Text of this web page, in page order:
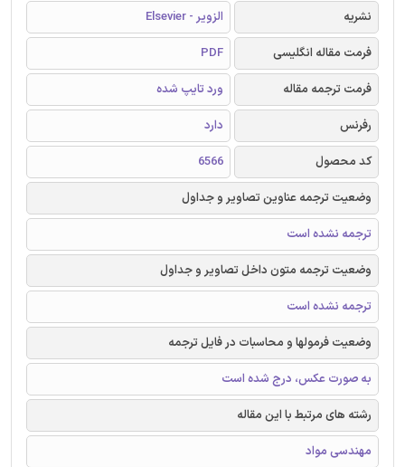
نشریه
الزویر - Elsevier
فرمت مقاله انگلیسی
PDF
فرمت ترجمه مقاله
ورد تایپ شده
رفرنس
دارد
کد محصول
6566
وضعیت ترجمه عناوین تصاویر و جداول
ترجمه نشده است
وضعیت ترجمه متون داخل تصاویر و جداول
ترجمه نشده است
وضعیت فرمولها و محاسبات در فایل ترجمه
به صورت عکس، درج شده است
رشته های مرتبط با این مقاله
مهندسی مواد